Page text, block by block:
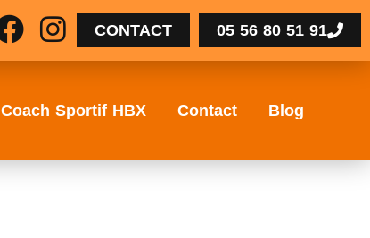
CONTACT 05 56 80 51 91
Coach Sportif HBX Contact Blog